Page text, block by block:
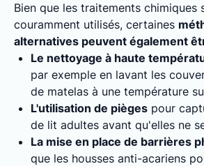
Bien que les traitements chimiques
couramment utilisés, certaines
alternatives peuvent également
Le nettoyage à haute
par exemple en lavant les
de matelas à une température
L'utilisation de pièges pour
de lit adultes avant qu'elles ne
La mise en place de barrières
que les housses anti-acariens